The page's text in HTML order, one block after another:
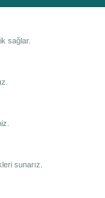
sağlar.
sunarız.